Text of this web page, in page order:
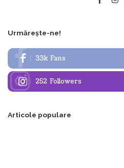
Urmărește-ne!
33k Fans
252 Followers
Articole populare